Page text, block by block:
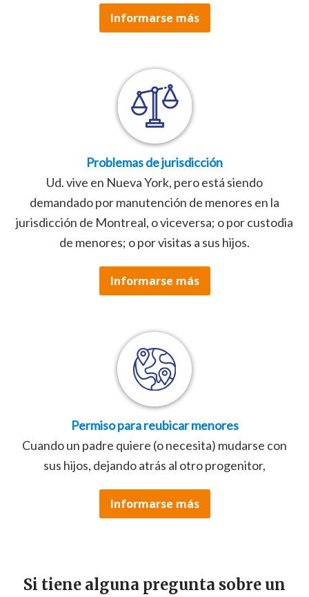
Informarse más
Problemas de jurisdicción
Ud. vive en Nueva York, pero está siendo
demandado por manutención de menores en la
jurisdicción de Montreal, o viceversa; o por custodia
de menores; o por visitas a sus hijos.
Informarse más
Permiso para reubicar menores
Cuando un padre quiere (o necesita) mudarse con
sus hijos, dejando atrás al otro progenitor,
Informarse más
Si tiene alguna pregunta sobre un